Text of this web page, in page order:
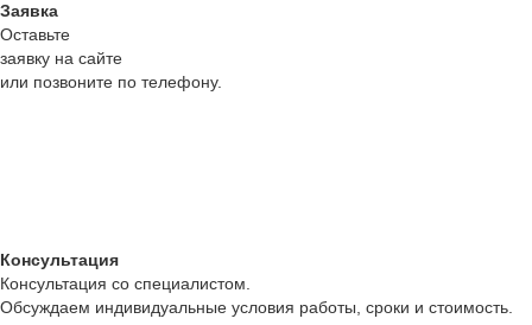
Заявка
Оставьте
заявку на сайте
или позвоните по телефону.
Консультация
Консультация со специалистом.
Обсуждаем индивидуальные условия работы, сроки и стоимость.